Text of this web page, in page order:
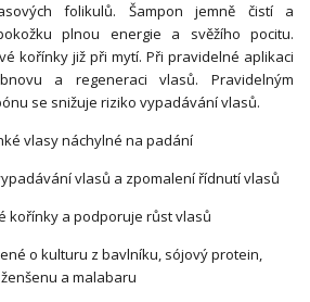
folikulů. Šampon jemně čistí a
plnou energie a svěžího pocitu.
kořínky již při mytí. Při pravidelné aplikaci
a regeneraci vlasů. Pravidelným
se snižuje riziko vypadávání vlasů.
vlasy náchylné na padání
vlasů a zpomalení řídnutí vlasů
kořínky a podporuje růst vlasů
o kulturu z bavlníku, sójový protein,
a malabaru